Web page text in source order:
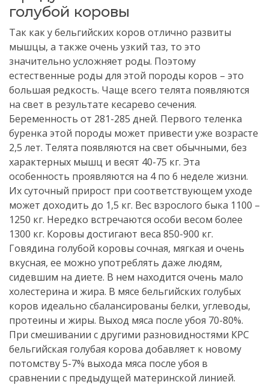
голубой коровы
Так как у бельгийских коров отлично развиты
мышцы, а также очень узкий таз, то это
значительно усложняет роды. Поэтому
естественные роды для этой породы коров – это
большая редкость. Чаще всего телята появляются
на свет в результате кесарево сечения.
Беременность от 281-285 дней. Первого теленка
буренка этой породы может привести уже возрасте
2,5 лет. Телята появляются на свет обычными, без
характерных мышц и весят 40-75 кг. Эта
особенность проявляются на 4 по 6 неделе жизни.
Их суточный прирост при соответствующем уходе
может доходить до 1,5 кг. Вес взрослого быка 1100 –
1250 кг. Нередко встречаются особи весом более
1300 кг. Коровы достигают веса 850-900 кг.
Говядина голубой коровы сочная, мягкая и очень
вкусная, ее можно употреблять даже людям,
сидевшим на диете. В нем находится очень мало
холестерина и жира. В мясе бельгийских голубых
коров идеально сбалансированы белки, углеводы,
протеины и жиры. Выход мяса после убоя 70-80%.
При смешивании с другими разновидностями КРС
бельгийская голубая корова добавляет к новому
потомству 5-7% выхода мяса после убоя в
сравнении с предыдущей материнской линией.